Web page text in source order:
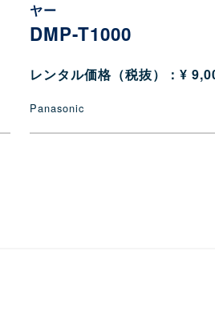
ヤー
DMP-T1000
レンタル価格（税抜）：¥
Panasonic